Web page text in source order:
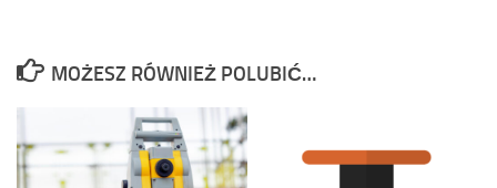
MOŻESZ RÓWNIEŻ POLUBIĆ…